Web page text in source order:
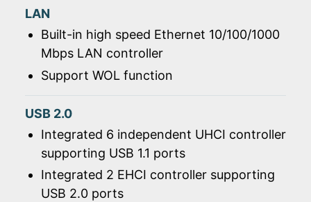
LAN
Built-in high speed Ethernet 10/100/1000
Mbps LAN controller
Support WOL function
USB 2.0
Integrated 6 independent UHCI controller
supporting USB 1.1 ports
Integrated 2 EHCI controller supporting
USB 2.0 ports